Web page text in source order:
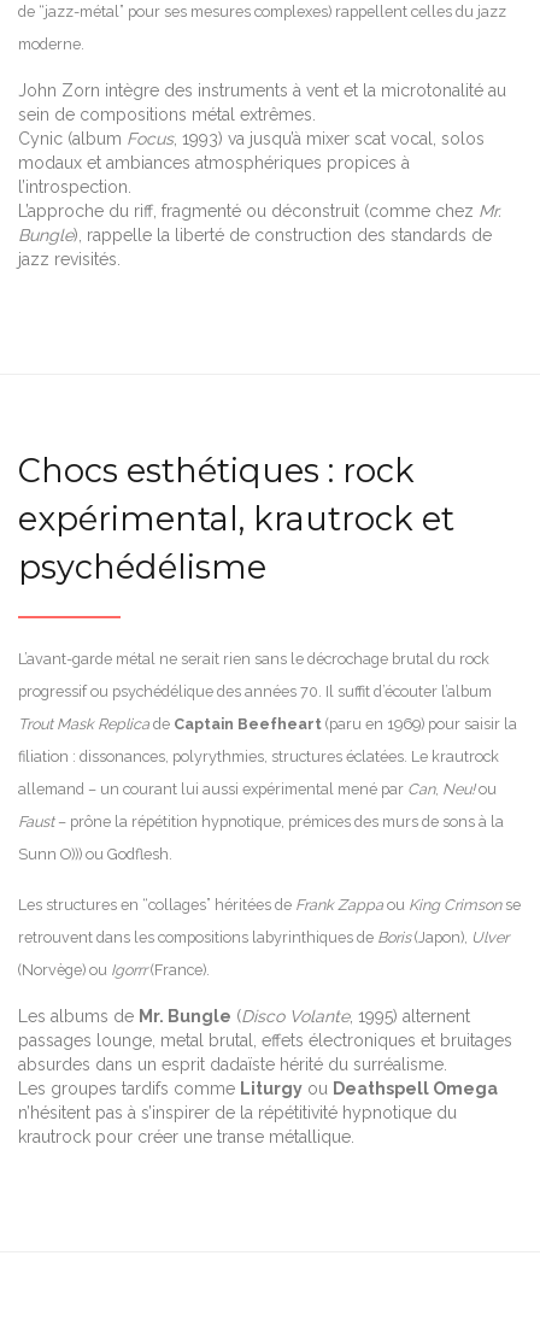
de “jazz-métal” pour ses mesures complexes) rappellent celles du jazz
moderne.
John Zorn intègre des instruments à vent et la microtonalité au
sein de compositions métal extrêmes.
Cynic (album Focus, 1993) va jusqu’à mixer scat vocal, solos
modaux et ambiances atmosphériques propices à
l’introspection.
L’approche du riff, fragmenté ou déconstruit (comme chez Mr.
Bungle), rappelle la liberté de construction des standards de
jazz revisités.
Chocs esthétiques : rock
expérimental, krautrock et
psychédélisme
L’avant-garde métal ne serait rien sans le décrochage brutal du rock
progressif ou psychédélique des années 70. Il suffit d’écouter l’album
Trout Mask Replica de Captain Beefheart (paru en 1969) pour saisir la
filiation : dissonances, polyrythmies, structures éclatées. Le krautrock
allemand – un courant lui aussi expérimental mené par Can, Neu!ou
Faust– prône la répétition hypnotique, prémices des murs de sons à la
Sunn O))) ou Godflesh.
Les structures en “collages” héritées de Frank Zappa ou King Crimsonse
retrouvent dans les compositions labyrinthiques de Boris(Japon), Ulver
(Norvège) ou Igorrr(France).
Les albums de Mr. Bungle (Disco Volante, 1995) alternent
passages lounge, metal brutal, effets électroniques et bruitages
absurdes dans un esprit dadaïste hérité du surréalisme.
Les groupes tardifs comme Liturgy ou Deathspell Omega
n’hésitent pas à s’inspirer de la répétitivité hypnotique du
krautrock pour créer une transe métallique.